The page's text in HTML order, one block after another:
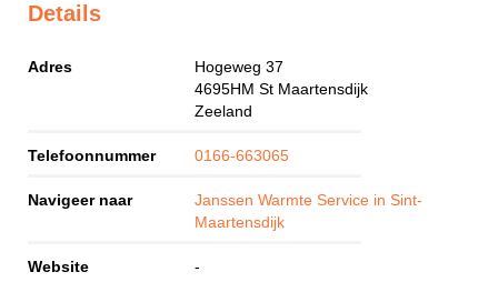
Details
Adres
Hogeweg 37
4695HM St Maartensdijk
Zeeland
Telefoonnummer 0166-663065
Navigeer naar
Janssen Warmte Service in Sint-
Maartensdijk
Website -